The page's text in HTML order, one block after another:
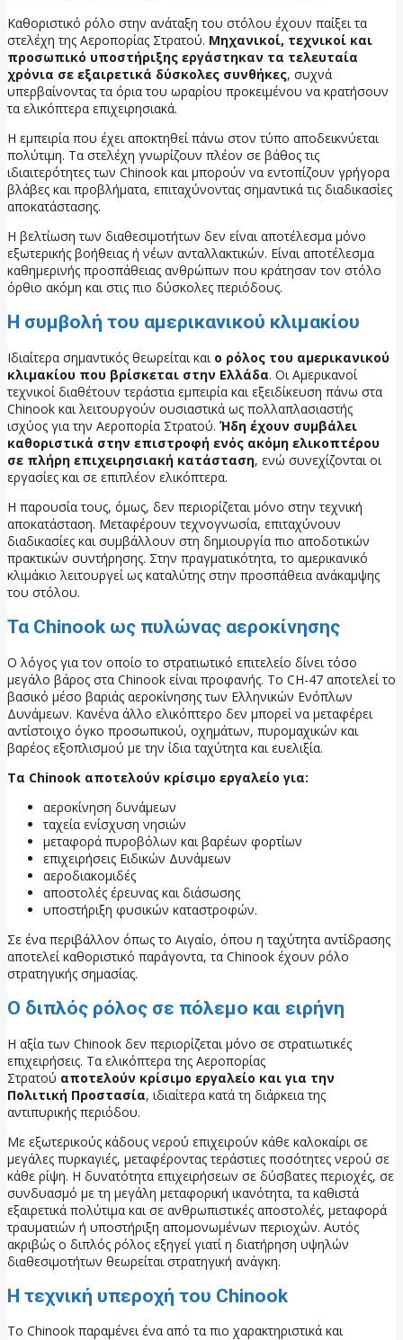
Καθοριστικό ρόλο στην ανάταξη του στόλου έχουν παίξει τα
στελέχη της Αεροπορίας Στρατού. Μηχανικοί, τεχνικοί και
προσωπικό υποστήριξης εργάστηκαν τα τελευταία
χρόνια σε εξαιρετικά δύσκολες συνθήκες, συχνά
υπερβαίνοντας τα όρια του ωραρίου προκειμένου να κρατήσουν
τα ελικόπτερα επιχειρησιακά.
Η εμπειρία που έχει αποκτηθεί πάνω στον τύπο αποδεικνύεται
πολύτιμη. Τα στελέχη γνωρίζουν πλέον σε βάθος τις
ιδιαιτερότητες των Chinook και μπορούν να εντοπίζουν γρήγορα
βλάβες και προβλήματα, επιταχύνοντας σημαντικά τις διαδικασίες
αποκατάστασης.
Η βελτίωση των διαθεσιμοτήτων δεν είναι αποτέλεσμα μόνο
εξωτερικής βοήθειας ή νέων ανταλλακτικών. Είναι αποτέλεσμα
καθημερινής προσπάθειας ανθρώπων που κράτησαν τον στόλο
όρθιο ακόμη και στις πιο δύσκολες περιόδους.
Η συμβολή του αμερικανικού κλιμακίου
Ιδιαίτερα σημαντικός θεωρείται και ο ρόλος του αμερικανικού
κλιμακίου που βρίσκεται στην Ελλάδα. Οι Αμερικανοί
τεχνικοί διαθέτουν τεράστια εμπειρία και εξειδίκευση πάνω στα
Chinook και λειτουργούν ουσιαστικά ως πολλαπλασιαστής
ισχύος για την Αεροπορία Στρατού. Ήδη έχουν συμβάλει
καθοριστικά στην επιστροφή ενός ακόμη ελικοπτέρου
σε πλήρη επιχειρησιακή κατάσταση, ενώ συνεχίζονται οι
εργασίες και σε επιπλέον ελικόπτερα.
Η παρουσία τους, όμως, δεν περιορίζεται μόνο στην τεχνική
αποκατάσταση. Μεταφέρουν τεχνογνωσία, επιταχύνουν
διαδικασίες και συμβάλλουν στη δημιουργία πιο αποδοτικών
πρακτικών συντήρησης. Στην πραγματικότητα, το αμερικανικό
κλιμάκιο λειτουργεί ως καταλύτης στην προσπάθεια ανάκαμψης
του στόλου.
Τα Chinook ως πυλώνας αεροκίνησης
Ο λόγος για τον οποίο το στρατιωτικό επιτελείο δίνει τόσο
μεγάλο βάρος στα Chinook είναι προφανής. Το CH-47 αποτελεί το
βασικό μέσο βαριάς αεροκίνησης των Ελληνικών Ενόπλων
Δυνάμεων. Κανένα άλλο ελικόπτερο δεν μπορεί να μεταφέρει
αντίστοιχο όγκο προσωπικού, οχημάτων, πυρομαχικών και
βαρέος εξοπλισμού με την ίδια ταχύτητα και ευελιξία.
Τα Chinook αποτελούν κρίσιμο εργαλείο για:
αεροκίνηση δυνάμεων
ταχεία ενίσχυση νησιών
μεταφορά πυροβόλων και βαρέων φορτίων
επιχειρήσεις Ειδικών Δυνάμεων
αεροδιακομιδές
αποστολές έρευνας και διάσωσης
υποστήριξη φυσικών καταστροφών.
Σε ένα περιβάλλον όπως το Αιγαίο, όπου η ταχύτητα αντίδρασης
αποτελεί καθοριστικό παράγοντα, τα Chinook έχουν ρόλο
στρατηγικής σημασίας.
Ο διπλός ρόλος σε πόλεμο και ειρήνη
Η αξία των Chinook δεν περιορίζεται μόνο σε στρατιωτικές
επιχειρήσεις. Τα ελικόπτερα της Αεροπορίας
Στρατού αποτελούν κρίσιμο εργαλείο και για την
Πολιτική Προστασία, ιδιαίτερα κατά τη διάρκεια της
αντιπυρικής περιόδου.
Με εξωτερικούς κάδους νερού επιχειρούν κάθε καλοκαίρι σε
μεγάλες πυρκαγιές, μεταφέροντας τεράστιες ποσότητες νερού σε
κάθε ρίψη. Η δυνατότητα επιχειρήσεων σε δύσβατες περιοχές, σε
συνδυασμό με τη μεγάλη μεταφορική ικανότητα, τα καθιστά
εξαιρετικά πολύτιμα και σε ανθρωπιστικές αποστολές, μεταφορά
τραυματιών ή υποστήριξη απομονωμένων περιοχών. Αυτός
ακριβώς ο διπλός ρόλος εξηγεί γιατί η διατήρηση υψηλών
διαθεσιμοτήτων θεωρείται στρατηγική ανάγκη.
Η τεχνική υπεροχή του Chinook
Το Chinook παραμένει ένα από τα πιο χαρακτηριστικά και